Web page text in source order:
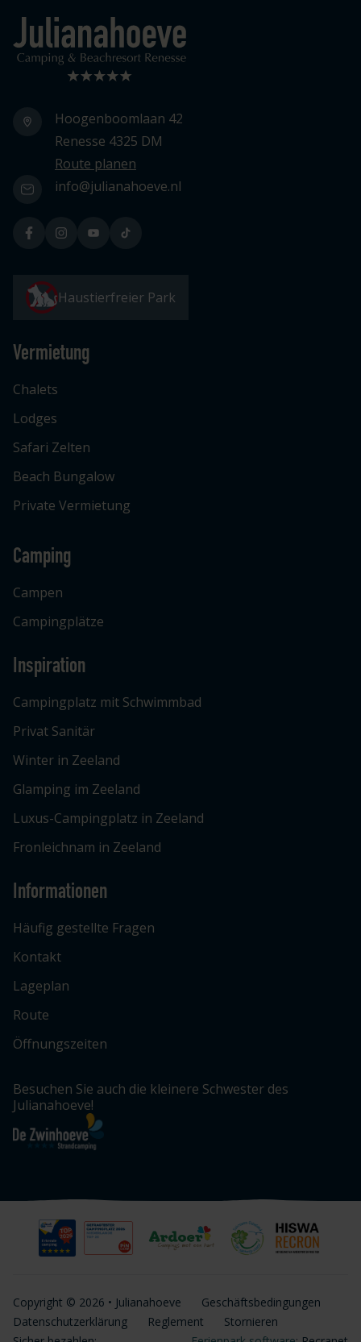
Logo Julianahoeve
Hoogenboomlaan 42
Renesse 4325 DM
Route planen
info@julianahoeve.nl
Haustierfreier Park
Vermietung
Chalets
Lodges
Safari Zelten
Beach Bungalow
Private Vermietung
Camping
Campen
Campingplätze
Inspiration
Campingplatz mit Schwimmbad
Privat Sanitär
Winter in Zeeland
Glamping im Zeeland
Luxus-Campingplatz in Zeeland
Fronleichnam in Zeeland
Informationen
Häufig gestellte Fragen
Kontakt
Lageplan
Route
Öffnungszeiten
Besuchen Sie auch die kleinere Schwester des
Julianahoeve!
Copyright © 2026 • Julianahoeve
Geschäftsbedingungen
Datenschutzerklärung
Reglement
Stornieren